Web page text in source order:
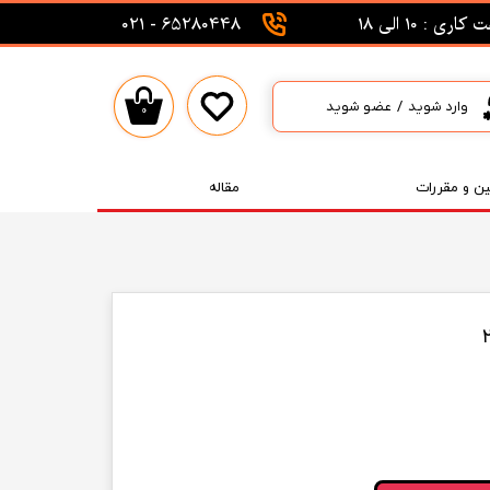
و مقررات مقاله
: 10 الی 18 65280448 - 021
۰ وارد شوید / عضو شوید
حساب کاربری من
تغییر گذر واژه